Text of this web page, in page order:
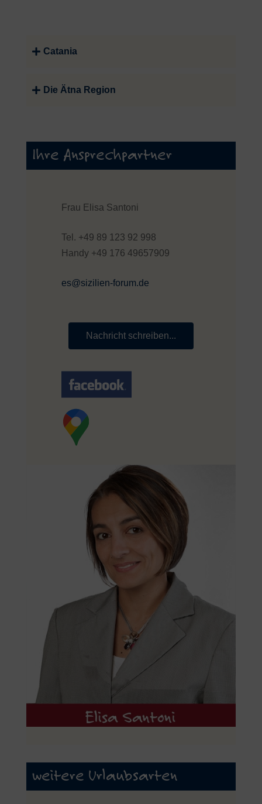
Catania
Die Ätna Region
Ihre Ansprechpartner
Frau Elisa Santoni
Tel. +49 89 123 92 998
Handy +49 176 49657909
es@sizilien-forum.de
Nachricht schreiben...
weitere Urlaubsarten